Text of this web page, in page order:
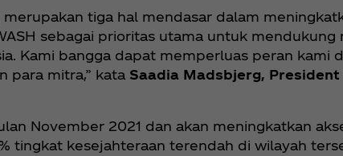
merupakan tiga hal mendasar dalam
sebagai prioritas utama untuk mendukung
Kami bangga dapat memperluas peran kami
para mitra,” kata Saadia Madsbjerg, President
November 2021 dan akan meningkatkan
tingkat kesejahteraan terendah di wilayah